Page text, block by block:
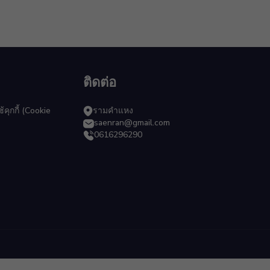
กกี้ (Cookie
ติดต่อ
รามคำแหง
saenran@gmail.com
0616296290